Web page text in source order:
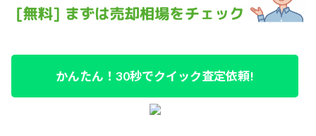
かんたん！30秒でクイック査定依頼!